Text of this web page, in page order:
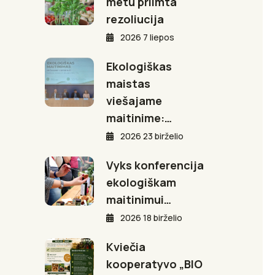
rezoliucija
2026 7 liepos
Ekologiškas
maistas
viešajame
maitinime:…
2026 23 birželio
Vyks konferencija
ekologiškam
maitinimui…
2026 18 birželio
Kviečia
kooperatyvo „BIO